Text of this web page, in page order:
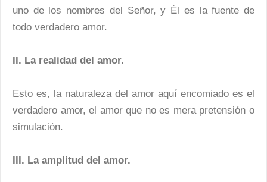
uno de los nombres del Señor, y Él es la fuente de
todo verdadero amor.
II. La realidad del amor.
Esto es, la naturaleza del amor aquí encomiado es el
verdadero amor, el amor que no es mera pretensión o
simulación.
III. La amplitud del amor.